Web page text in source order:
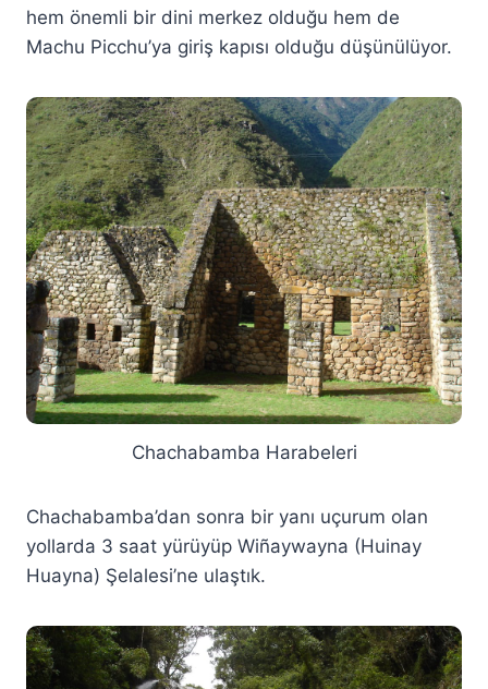
hem önemli bir dini merkez olduğu hem de
Machu Picchu’ya giriş kapısı olduğu düşünülüyor.
Chachabamba Harabeleri
Chachabamba’dan sonra bir yanı uçurum olan
yollarda 3 saat yürüyüp Wiñaywayna (Huinay
Huayna) Şelalesi’ne ulaştık.